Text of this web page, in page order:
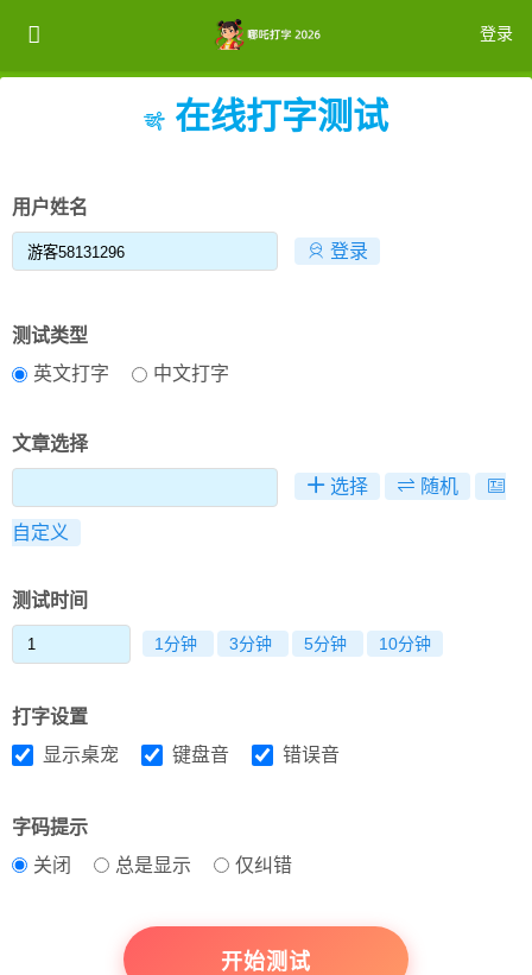
登录
在线打字测试
用户姓名
登录
测试类型
英文打字
中文打字
文章选择
选择 随机
自定义
测试时间
1分钟 3分钟 5分钟 10分钟
打字设置
显示桌宠
键盘音 错误音
字码提示
关闭
总是显示 仅纠错
开始测试